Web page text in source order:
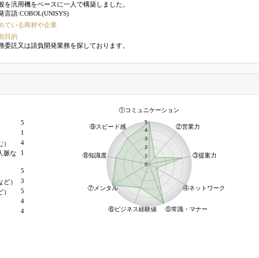
を汎用機をベースに一人で構築しました。
言語:COBOL(UNISYS)
ている商材や企業
目的
委託又は請負開発業務を探しております。
5
1
4
脈な
1
5
）
3
5
4
4